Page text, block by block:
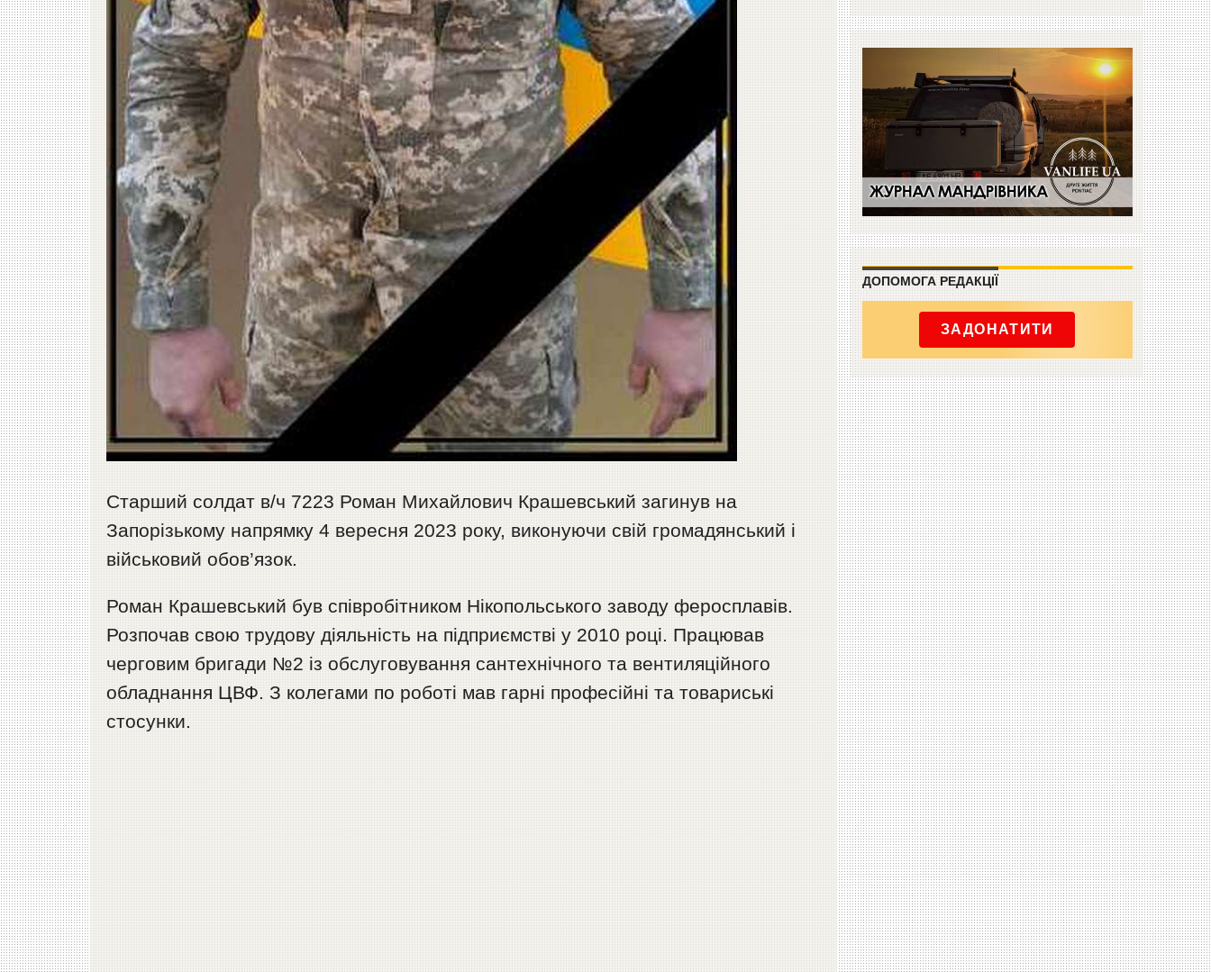
Старший солдат в/ч 7223 Роман Михайлович Крашевський загинув на
Запорізькому напрямку 4 вересня 2023 року, виконуючи свій громадянський і
військовий обов’язок.
Роман Крашевський був співробітником Нікопольського заводу феросплавів.
Розпочав свою трудову діяльність на підприємстві у 2010 році. Працював
черговим бригади №2 із обслуговування сантехнічного та вентиляційного
обладнання ЦВФ. З колегами по роботі мав гарні професійні та товариські
стосунки.
ДОПОМОГА РЕДАКЦІЇ
ЗАДОНАТИТИ